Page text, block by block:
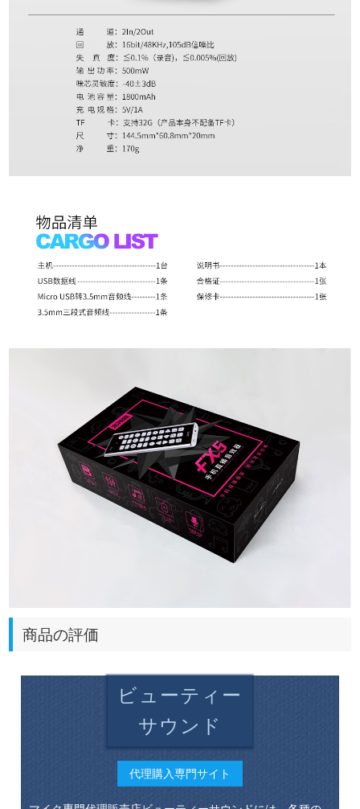
商品の評価
ビューティー
サウンド
代理購入専門サイト